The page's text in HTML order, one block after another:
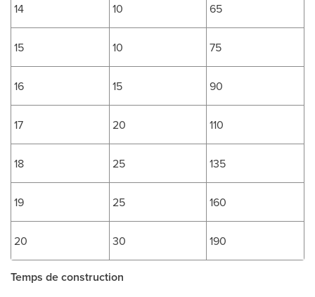
14 10 65
15 10 75
16 15 90
17 20 110
18 25 135
19 25 160
20 30 190
Temps de construction